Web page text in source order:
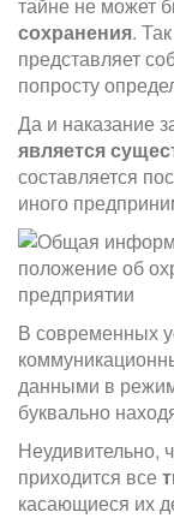
сохранения.
представляет
попросту
Да и наказание
является
составляется
иного
В современных
данными в
буквально
Неудивительно,
приходится все
касающиеся их